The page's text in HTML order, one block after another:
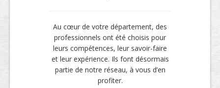
Au cœur de votre département, des
professionnels ont été choisis pour
leurs compétences, leur savoir-faire
et leur expérience. Ils font désormais
partie de notre réseau, à vous d’en
profiter.